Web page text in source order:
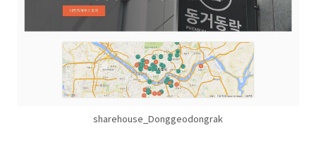
sharehouse_Donggeodongrak